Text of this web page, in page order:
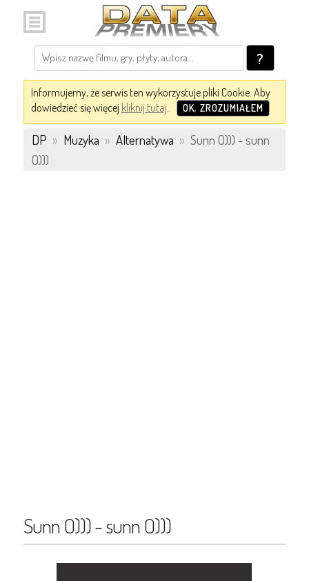
?
Informujemy, że serwis ten wykorzystuje pliki Cookie. Aby
dowiedzieć się więcej kliknij tutaj. OK, ZROZUMIAŁEM
DP » Muzyka » Alternatywa » Sunn O))) - sunn
O)))
Sunn O))) - sunn O)))